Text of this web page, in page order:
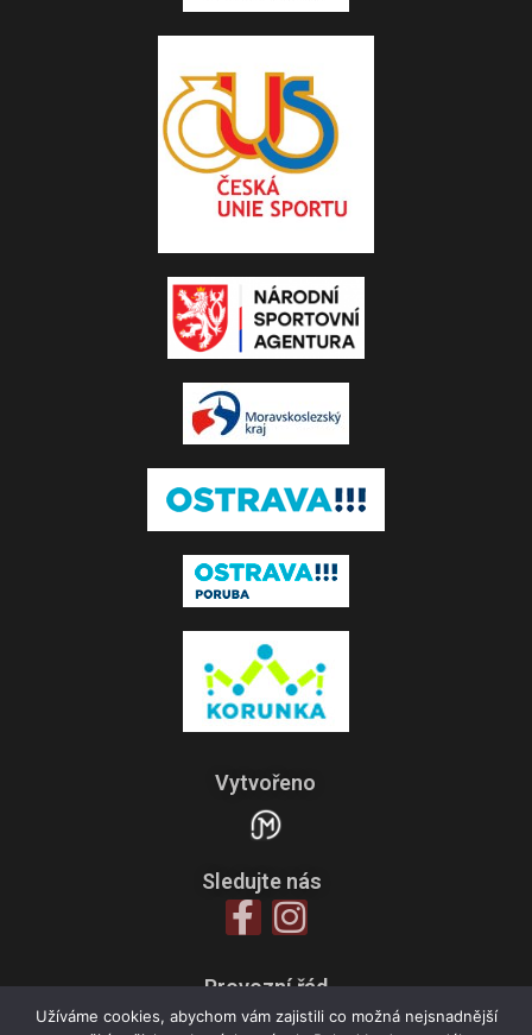
Vytvořeno
Sledujte nás
Provozní řád
Zpracování osobních údajů
Užíváme cookies, abychom vám zajistili co možná nejsnadnější